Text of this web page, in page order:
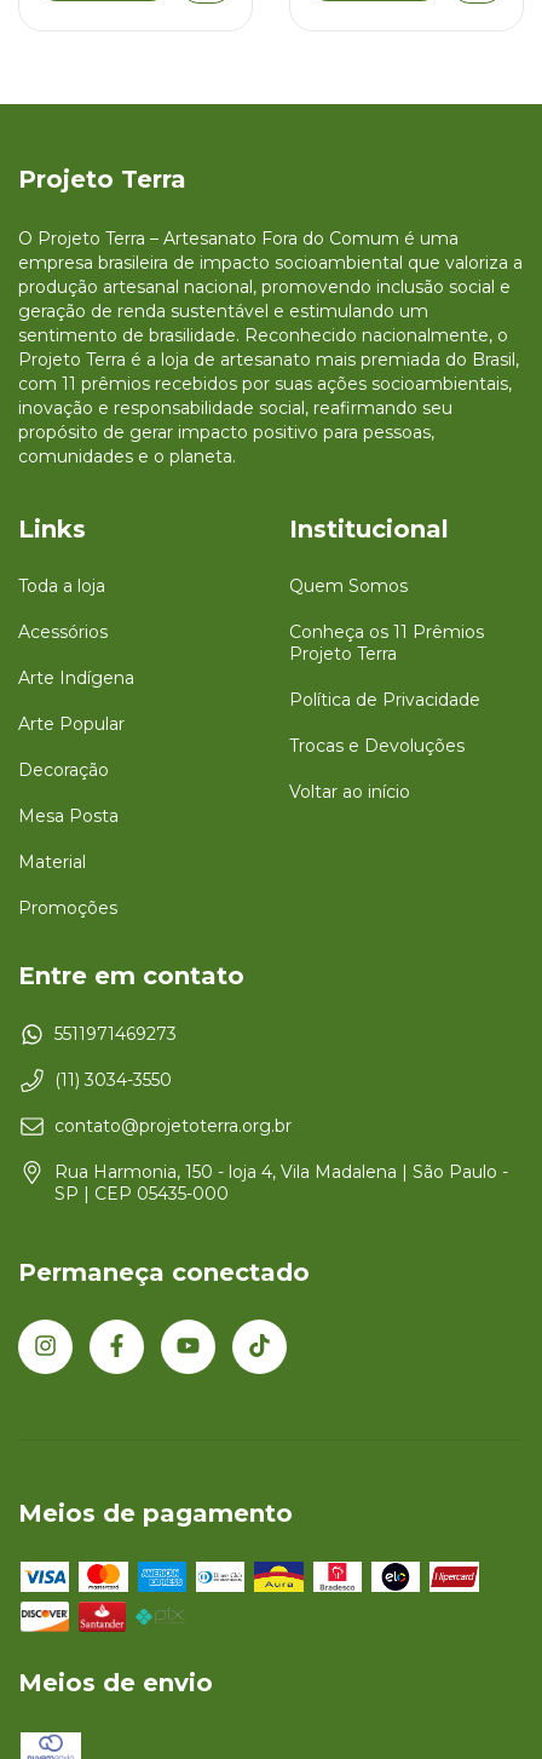
Projeto Terra
O Projeto Terra – Artesanato Fora do Comum é uma
empresa brasileira de impacto socioambiental que valoriza a
produção artesanal nacional, promovendo inclusão social e
geração de renda sustentável e estimulando um
sentimento de brasilidade. Reconhecido nacionalmente, o
Projeto Terra é a loja de artesanato mais premiada do Brasil,
com 11 prêmios recebidos por suas ações socioambientais,
inovação e responsabilidade social, reafirmando seu
propósito de gerar impacto positivo para pessoas,
comunidades e o planeta.
Links
Toda a loja
Acessórios
Arte Indígena
Arte Popular
Decoração
Mesa Posta
Material
Promoções
Institucional
Quem Somos
Conheça os 11 Prêmios
Projeto Terra
Política de Privacidade
Trocas e Devoluções
Voltar ao início
Entre em contato
5511971469273
(11) 3034-3550
contato@projetoterra.org.br
Rua Harmonia, 150 - loja 4, Vila Madalena | São Paulo -
SP | CEP 05435-000
Permaneça conectado
Meios de pagamento
Meios de envio